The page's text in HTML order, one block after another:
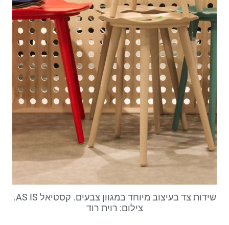
שידות צד בעיצוב מיוחד במגוון צבעים. קסטיאל AS IS.
צילום: רוית רוד